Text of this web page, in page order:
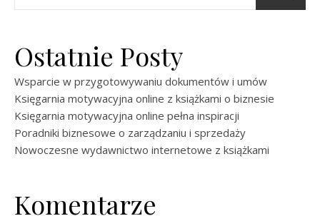
Ostatnie Posty
Wsparcie w przygotowywaniu dokumentów i umów
Księgarnia motywacyjna online z książkami o biznesie
Księgarnia motywacyjna online pełna inspiracji
Poradniki biznesowe o zarządzaniu i sprzedaży
Nowoczesne wydawnictwo internetowe z książkami
Komentarze